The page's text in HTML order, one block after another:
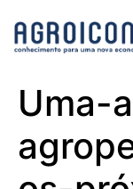
Uma-